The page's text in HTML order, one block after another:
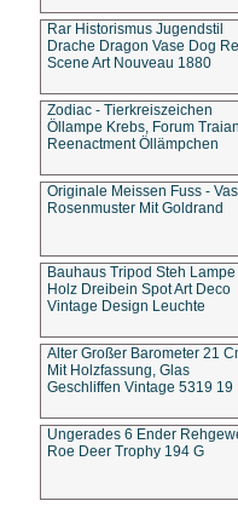
Rar Historismus Jugendstil
Drache Dragon Vase Dog
Scene Art Nouveau 1880
Zodiac - Tierkreiszeichen
Öllampe Krebs, Forum
Reenactment Öllämpchen
Originale Meissen Fuss -
Rosenmuster Mit Goldrand
Bauhaus Tripod Steh Lampe
Holz Dreibein Spot Art Deco
Vintage Design Leuchte
Alter Großer Barometer 21
Mit Holzfassung, Glas
Geschliffen Vintage 5319 19
Ungerades 6 Ender
Roe Deer Trophy 194 G